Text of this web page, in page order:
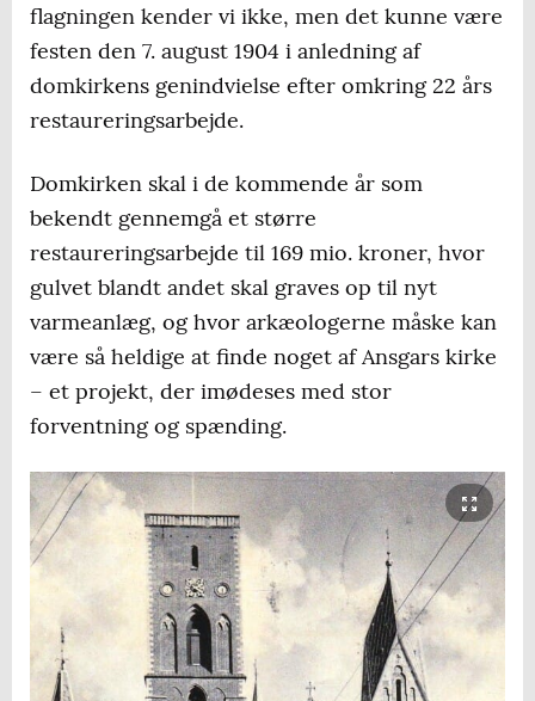
flagningen kender vi ikke, men det kunne være
festen den 7. august 1904 i anledning af
domkirkens genindvielse efter omkring 22 års
restaureringsarbejde.
Domkirken skal i de kommende år som
bekendt gennemgå et større
restaureringsarbejde til 169 mio. kroner, hvor
gulvet blandt andet skal graves op til nyt
varmeanlæg, og hvor arkæologerne måske kan
være så heldige at finde noget af Ansgars kirke
– et projekt, der imødeses med stor
forventning og spænding.